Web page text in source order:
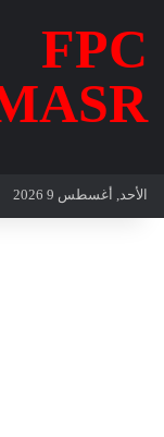
FPC
الأحد, أغسطس 9 2026